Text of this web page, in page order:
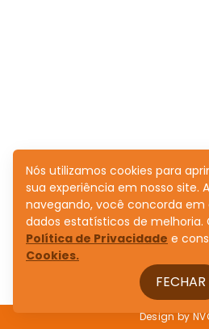
Design by
Nós utilizamos cookies para
sua experiência em nosso site.
navegando, você concorda em
dados estatísticos de melhoria.
Política de Privacidade e
Cookies.
FECHAR